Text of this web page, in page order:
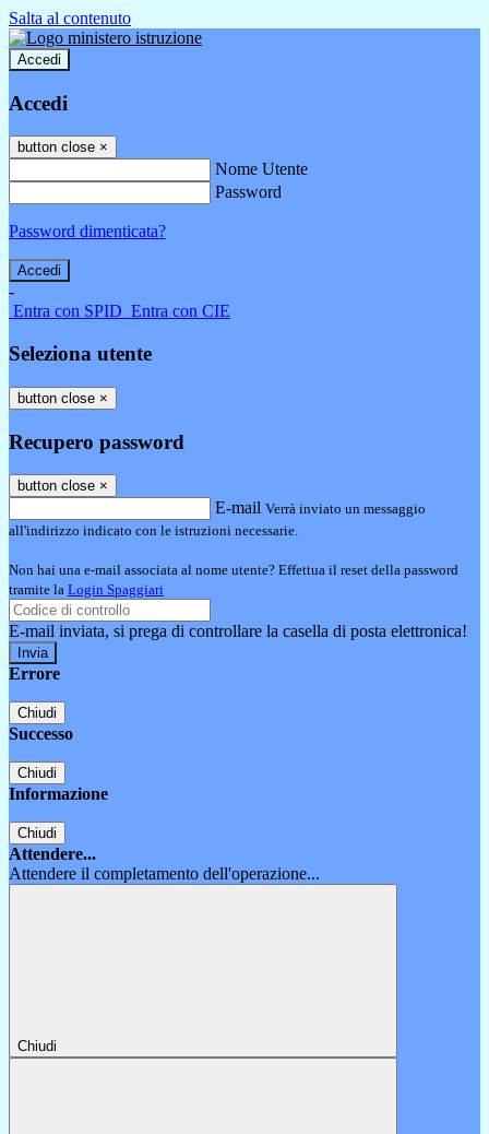
Salta al contenuto
Accedi
Accedi
button close ×
Nome Utente
Password
Password dimenticata?
-
Entra con SPID Entra con CIE
Seleziona utente
button close ×
Recupero password
button close ×
E-mail Verrà inviato un messaggio
all'indirizzo indicato con le istruzioni necessarie.
Non hai una e-mail associata al nome utente? Effettua il reset della password
tramite la Login Spaggiari
E-mail inviata, si prega di controllare la casella di posta elettronica!
Errore
Chiudi
Successo
Chiudi
Informazione
Chiudi
Attendere...
Attendere il completamento dell'operazione...
Chiudi